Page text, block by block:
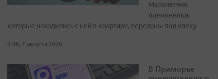
Малолетние
племянники,
которые находились с ней в квартире, переданы под опеку
9:48, 7 августа 2026
В Приморье